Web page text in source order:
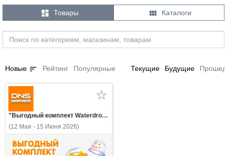
 Товары  Каталоги
Новые sort Рейтинг Популярные Текущие Будущие
"Выгодный комплект Waterdrop! Насадка на кран и картридж для фильтра"
(12 Мая - 15 Июня 2026)